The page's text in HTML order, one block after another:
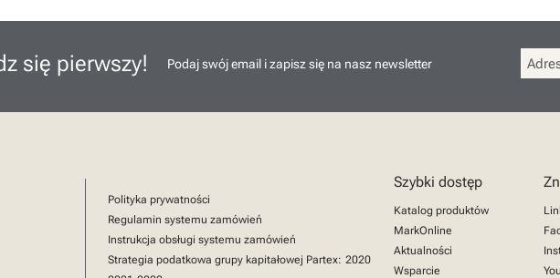
się pierwszy! Podaj swój email i zapisz się na nasz newsletter
Polityka prywatności
Regulamin systemu zamówień
Instrukcja obsługi systemu zamówień
Strategia podatkowa grupy kapitałowej Partex: 2020
Szybki dostęp
Katalog produktów
MarkOnline
Aktualności
Wsparcie